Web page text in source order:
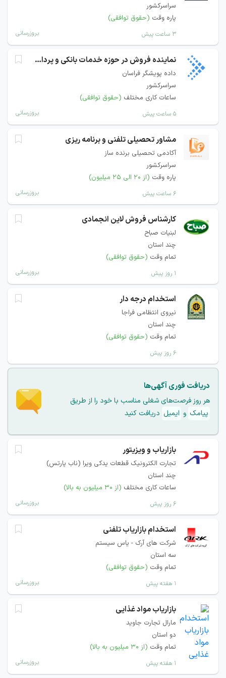
سراسرکشور
پاره وقت (حقوق توافقی)
۳ ساعت پیش بروزرسانی
نماینده فروش در حوزه خدمات بانکی و پرداخت
داده پویشگر فراسان
سراسرکشور
ساعات کاری مختلف (حقوق توافقی)
۵ ساعت پیش بروزرسانی
مشاور تحصیلی تلفنی و برنامه ریزی
آکادمی تحصیلی برنده ساز
سراسرکشور
پاره وقت (از ۲۰ الی ۲۵ میلیون)
۶ ساعت پیش بروزرسانی
کارشناس فروش لاین انجمادی
لبنیات صباح
چند استان
تمام وقت (حقوق توافقی)
۱ روز پیش بروزرسانی
استخدام درجه دار
نیروی انتظامی فراجا
چند استان
تمام وقت (حقوق توافقی)
۶ روز پیش
دریافت فوری آگهی‌ها
هر روز فرصت‌های شغلی مناسب با خود را از طریق
پیامک و ایمیل دریافت کنید
بازاریاب و ویزیتور
تجارت الکترونیک قطعات یدکی ویرا (ناب پارتس)
چند استان
ساعات کاری مختلف (از ۳۰ میلیون به بالا)
۶ روز پیش بروزرسانی
استخدام بازاریاب تلفنی
شرکت های آرک - یاس سیستم
سه استان
تمام وقت (حقوق توافقی)
۱ هفته پیش بروزرسانی
بازاریاب مواد غذایی
مارال تجارت جاوید
دو استان
تمام وقت (از ۳۰ میلیون به بالا)
۱ هفته پیش بروزرسانی